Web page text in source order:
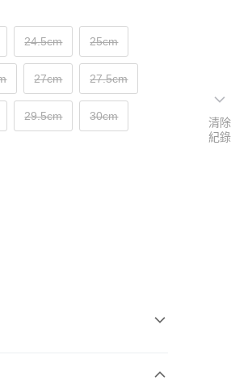
24.5cm 25cm
27cm 27.5cm
29.5cm 30cm
清除
紀錄